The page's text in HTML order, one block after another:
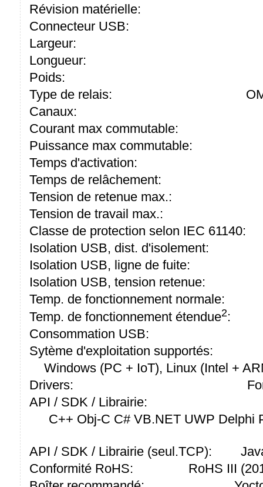
Révision matérielle:
Connecteur USB:
Largeur:
Longueur:
Poids:
Type de relais:
Canaux:
Courant max commutable:
Puissance max commutable:
Temps d'activation:
Temps de relâchement:
Tension de retenue max.:
Tension de travail max.:
Classe de protection selon IEC 61140:
Isolation USB, dist. d'isolement:
Isolation USB, ligne de fuite:
Isolation USB, tension retenue:
Temp. de fonctionnement normale:
Temp. de fonctionnement étendue2:
Consommation USB:
Sytème d'exploitation supportés:
Windows (PC + IoT), Linux (Intel +
Drivers:
API / SDK / Librairie:
C++ Obj-C C# VB.NET UWP Delphi
API / SDK / Librairie (seul.TCP):
Conformité RoHS:
RoHS III